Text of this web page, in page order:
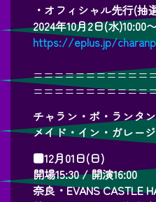
・オフィシャル先行(抽
2024年10月2日(水)10:00
https://eplus.jp/
チャラン・ポ・ランタ
メイド・イン・ガレー
■12月01日(日)
開場15:30 / 開演16:00
奈良・EVANS CASTLE